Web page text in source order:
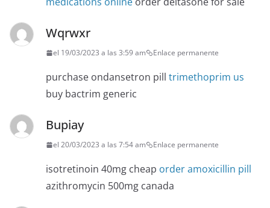
Wqrwxr
el 19/03/2023 a las 3:59 am Enlace permanente
purchase ondansetron pill trimethoprim us
buy bactrim generic
Bupiay
el 20/03/2023 a las 7:54 am Enlace permanente
isotretinoin 40mg cheap order amoxicillin pill
azithromycin 500mg canada